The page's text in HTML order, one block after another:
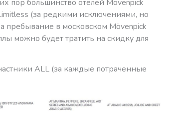
пор большинство отелей Mövenpick
(за редкими исключениями, но
пребывание в московском Mövenpick
можно будет тратить на скидку для
ALL (за каждые потраченные